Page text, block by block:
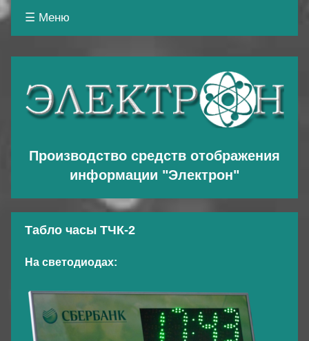
Основная
☰ Меню
Производство средств отображения
информации "Электрон"
Табло часы ТЧК-2
На светодиодах: